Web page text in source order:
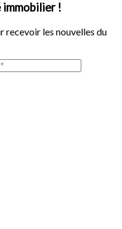
immobilier !
recevoir les nouvelles du